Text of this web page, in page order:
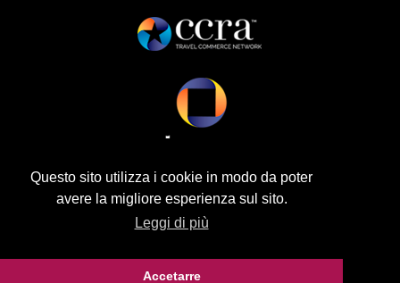
Questo sito utilizza i cookie in modo da poter
avere la migliore esperienza sul sito.
Leggi di più
Accetarre